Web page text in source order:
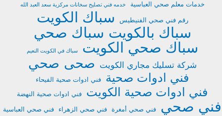
خدمات معلم صحي العباسية
خدمه فني تصليح سخانات مركزية سعد العبد الله
رقم فني صحي الفنيطيس
سباك الكويت
سباك بالكويت سباك صحي
سباك صحي الكويت
سباك في الكويت النعيم
شركة تسليك مجاري الكويت صحى صحي
فني ادوات صحية فني ادوات صحية الفيحاء
فني ادوات صحية الكويت فني ادوات صحية النهضة
فني صحي فني صحي أمغرة فني صحي الزهراء
فني صحي العباسية